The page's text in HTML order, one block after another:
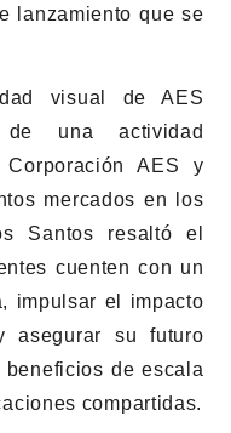
lanzamiento que se
visual de AES
de una actividad
AES y
mercados en los
Santos resaltó el
cuenten con un
impulsar el impacto
asegurar su futuro
de escala
compartidas.